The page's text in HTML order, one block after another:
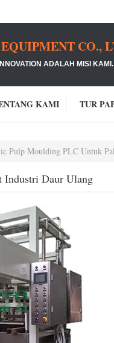
CO.,
ADALAH MISI KAMI.
KAMI TUR
Pulp Moulding PLC Untuk
Industri Daur Ulang